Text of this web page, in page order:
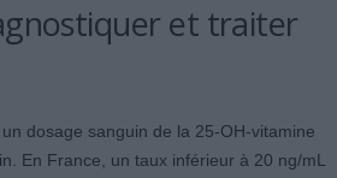
et traiter
dosage sanguin de la 25‑OH‑vitamine
En France, un taux inférieur à 20 ng/mL